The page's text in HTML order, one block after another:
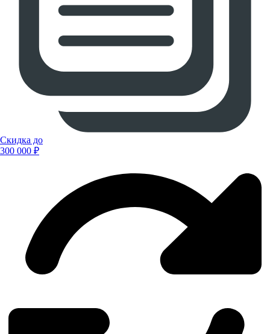
Скидка до
300 000 ₽